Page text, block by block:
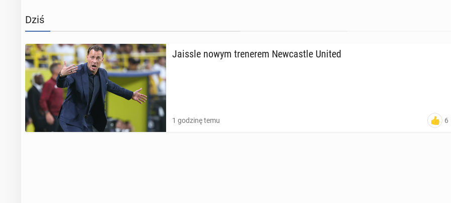
Dziś
Jaissle nowym tre­ne­rem New­ca­stle United
1 godzinę temu 6